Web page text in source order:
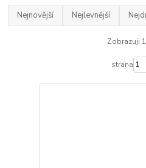
Nejnovější Nejlevnější
Zobrazuji
strana